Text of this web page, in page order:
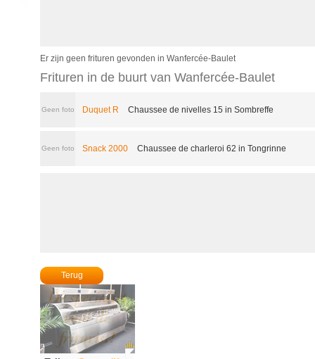
Er zijn geen frituren gevonden in Wanfercée-Baulet
Frituren in de buurt van Wanfercée-Baulet
Geen foto Duquet R Chaussee de nivelles 15 in Sombreffe
Geen foto Snack 2000 Chaussee de charleroi 62 in Tongrinne
Terug